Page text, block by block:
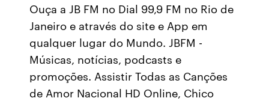
Ouça a JB FM no Dial 99,9 FM no Rio de
Janeiro e através do site e App em
qualquer lugar do Mundo. JBFM -
Músicas, notícias, podcasts e
promoções. Assistir Todas as Canções
de Amor Nacional HD Online, Chico